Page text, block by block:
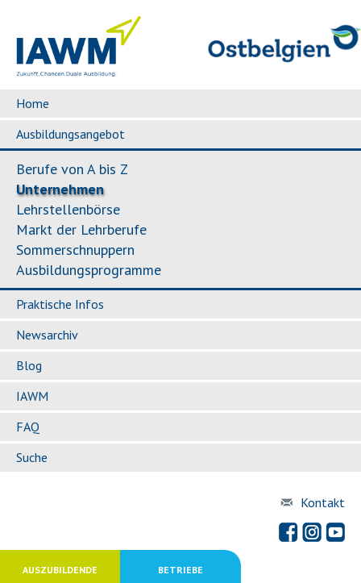
Home
Ausbildungsangebot
Berufe von A bis Z
Unternehmen
Lehrstellenbörse
Markt der Lehrberufe
Sommerschnuppern
Ausbildungsprogramme
Praktische Infos
Newsarchiv
Blog
IAWM
FAQ
Suche
Kontakt
AUSZUBILDENDE BETRIEBE